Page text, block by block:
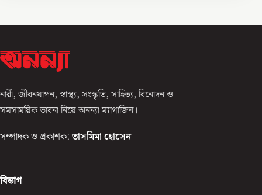
নারী, জীবনযাপন, স্বাস্থ্য, সংস্কৃতি, সাহিত্য, বিনোদন ও
সমসাময়িক ভাবনা নিয়ে অনন্যা ম্যাগাজিন।
সম্পাদক ও প্রকাশক: তাসমিমা হোসেন
বিভাগ